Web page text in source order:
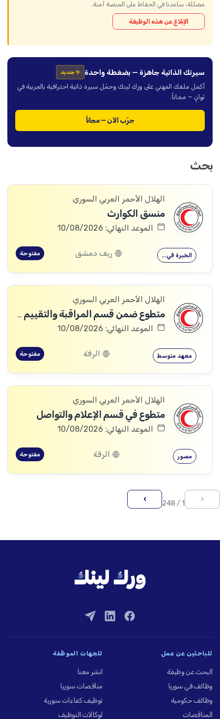
مضللة، ساعدنا في الحفاظ على المنصة آمنة.
الإبلاغ عن هذه الوظيفة
سيرتك الذاتية جاهزة — بضغطة واحدة ✨ جديد
أكمل ملفك المهني على ورك لينك وحمّل سيرة ذاتية احترافية بالعربية في
ثوانٍ — مجاناً.
جرّب الآن — مجاناً
بحث
الهلال الأحمر العربي السوري
منسق الكوارث
الموعد النهائي: 10/08/2026
الخبرة في… ريف دمشق مفتوحة
الهلال الأحمر العربي السوري
متطوع ضمن قسم المراقبة والتقييم والتعلم (MEAL)
الموعد النهائي: 10/08/2026
معهد متوسط الرقة مفتوحة
الهلال الأحمر العربي السوري
متطوع في قسم الإعلام والتواصل
الموعد النهائي: 10/08/2026
مصور الرقة مفتوحة
‹
1 / 248
›
للباحثين عن عمل
البحث عن وظيفة
وظائف في سوريا
وظائف حكومية
المناقصات
للجهات الموظِّفة
انشر معنا
مناقصات سوريا
توظيف كفاءات سورية
لوكالات التوظيف